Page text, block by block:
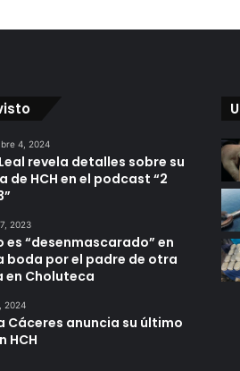
4, 2024
revela detalles sobre su
de HCH en el podcast “2
2023
es “desenmascarado” en
boda por el padre de otra
en Choluteca
2024
Cáceres anuncia su último
HCH